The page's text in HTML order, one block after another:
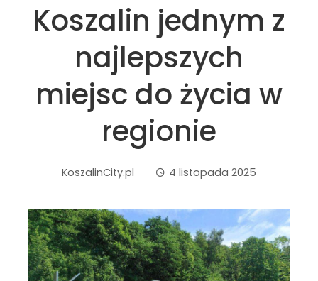
Koszalin jednym z
najlepszych
miejsc do życia w
regionie
KoszalinCity.pl 4 listopada 2025